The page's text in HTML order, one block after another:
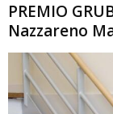
PREMIO
Nazzareno